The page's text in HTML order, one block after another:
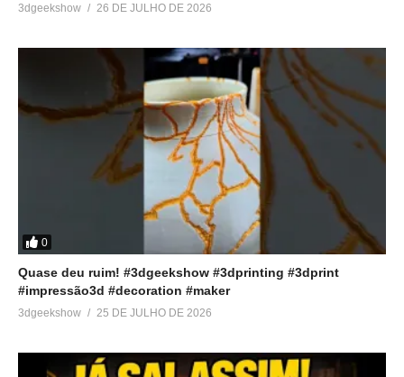
3dgeekshow 26 DE JULHO DE 2026
0
Quase deu ruim! #3dgeekshow #3dprinting #3dprint
#impressão3d #decoration #maker
3dgeekshow 25 DE JULHO DE 2026